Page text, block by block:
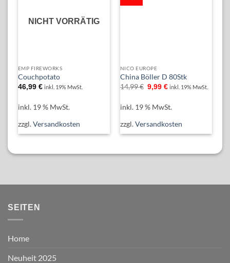
NICHT VORRÄTIG
EMP FIREWORKS
Couchpotato
46,99 € inkl. 19% MwSt.
inkl. 19 % MwSt.
zzgl.Versandkosten
NICO EUROPE
China Böller D 80Stk
14,99€ Ursprünglicher
Preis
14,99 €
9,99 €Aktueller
9,99 €.
inkl. 19% MwSt.
inkl. 19 % MwSt.
zzgl.Versandkosten
SEITEN
Home
Neuheit 2025